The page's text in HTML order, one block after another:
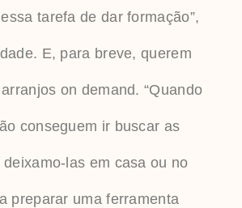
tarefa de dar formação”,
E, para breve, querem
on demand. “Quando
conseguem ir buscar as
las em casa ou no
preparar uma ferramenta